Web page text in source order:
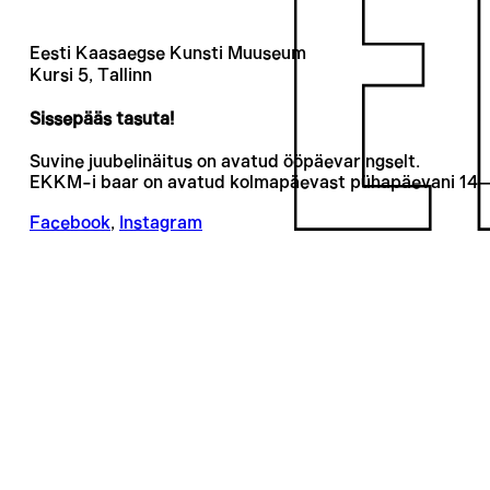
Eesti Kaasaegse Kunsti Muuseum
Kursi 5, Tallinn
Sissepääs tasuta!
Suvine juubelinäitus on avatud ööpäevaringselt.
EKKM-i baar on avatud kolmapäevast pühapäevani
Facebook, Instagram